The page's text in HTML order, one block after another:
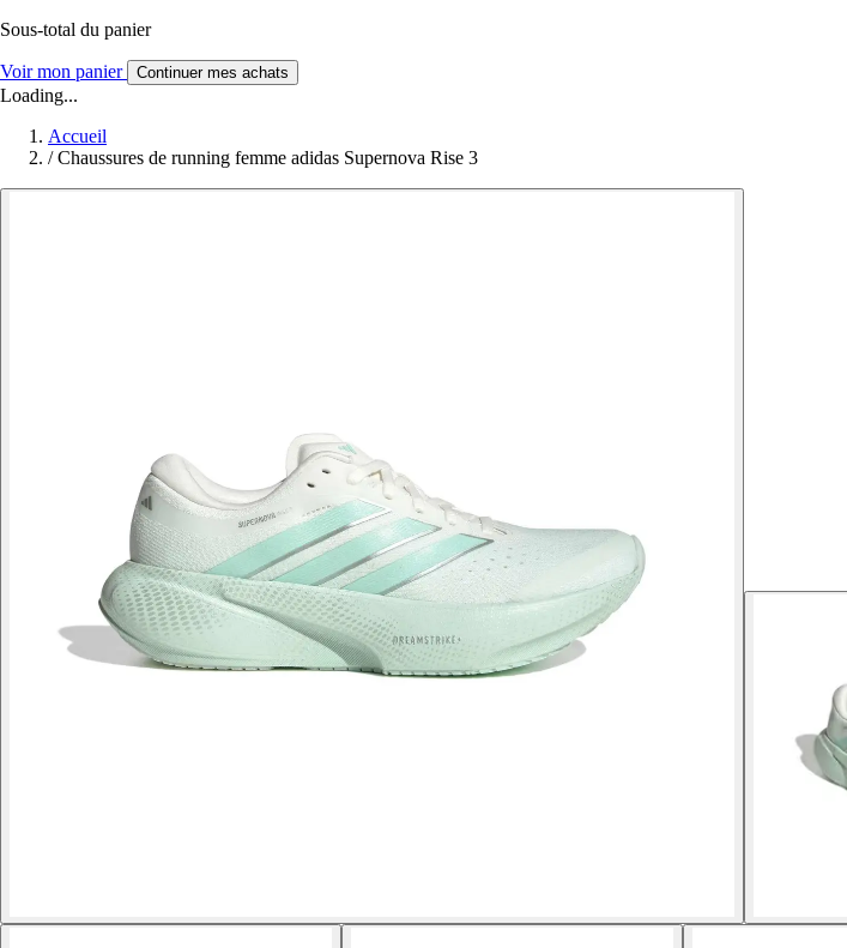
Sous-total du panier
Voir mon panier Continuer mes achats
Loading...
Accueil
/ Chaussures de running femme adidas Supernova Rise 3